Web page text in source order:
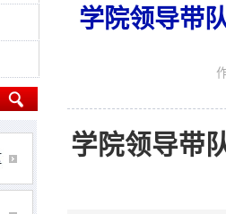
学院领导带
学院领导带